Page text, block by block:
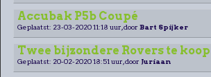
Accubak P5b Coupé
Geplaatst: 23-03-2020 11:18 uur, door Bart Spijker
Twee bijzondere Rovers te koop
Geplaatst: 20-02-2020 18:51 uur, door Juriaan